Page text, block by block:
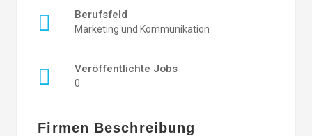
Berufsfeld
Marketing und Kommunikation
Veröffentlichte Jobs
0
Firmen Beschreibung